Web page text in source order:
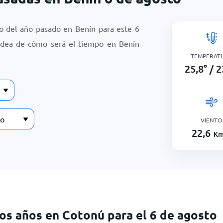
del año pasado en Benín para este 6
de cómo será el tiempo en Benín
25,8° /
VIENTO
22,6
años en Cotonú para el 6 de agosto